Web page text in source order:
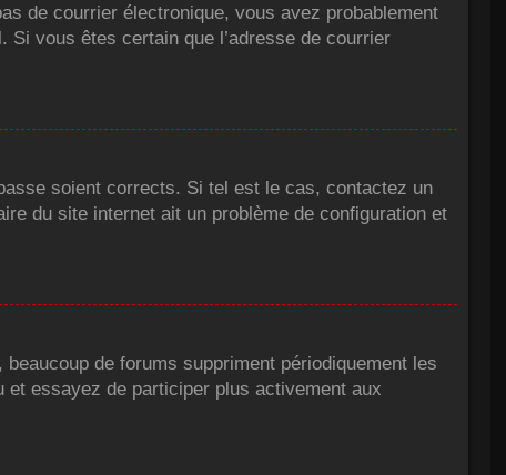
de courrier électronique, vous avez probablement
vous êtes certain que l’adresse de courrier
soient corrects. Si tel est le cas, contactez un
du site internet ait un problème de configuration et
de forums suppriment périodiquement les
essayez de participer plus activement aux